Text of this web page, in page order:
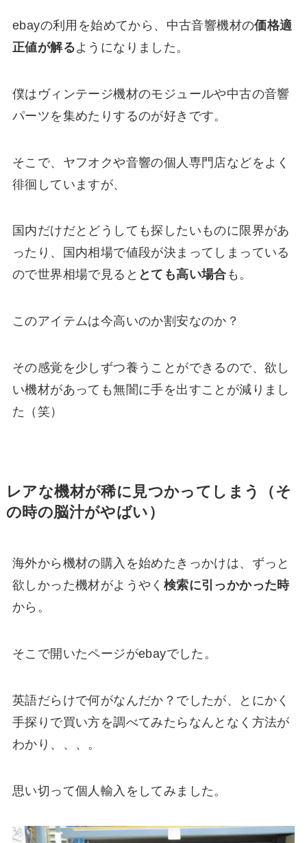
ebayの利用を始めてから、中古音響機材の価格適
正値が解るようになりました。
僕はヴィンテージ機材のモジュールや中古の音響
パーツを集めたりするのが好きです。
そこで、ヤフオクや音響の個人専門店などをよく
徘徊していますが、
国内だけだとどうしても探したいものに限界があ
ったり、国内相場で値段が決まってしまっている
ので世界相場で見ると とても高い場合 も。
このアイテムは今高いのか割安なのか？
その感覚を少しずつ養うことができるので、欲し
い機材があっても無闇に手を出すことが減りまし
た（笑）
レアな機材が稀に見つかってしまう（そ
の時の脳汁がやばい）
海外から機材の購入を始めたきっかけは、ずっと
欲しかった機材がようやく 検索に引っかかった時
から。
そこで開いたページがebayでした。
英語だらけで何がなんだか？でしたが、とにかく
手探りで買い方を調べてみたらなんとなく方法が
わかり、、、。
思い切って個人輸入をしてみました。